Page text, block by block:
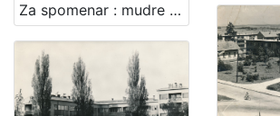
Za spomenar : mudre izreke iz naše književnosti / pribrala Marija Kumičić. Zagreb, [1896]. [Knjiga]